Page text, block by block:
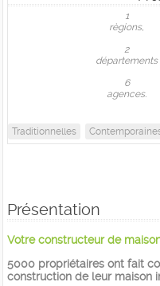
1
règions,
2
départements
6
agences.
Traditionnelles
Présentation
Votre constructeur de
5000 propriétaires ont fait
construction de leur maison